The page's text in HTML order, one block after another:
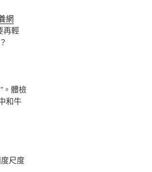
網
再輕
。體檢
和牛
尺度